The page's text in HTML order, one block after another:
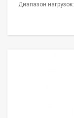
Диапазон нагрузок: